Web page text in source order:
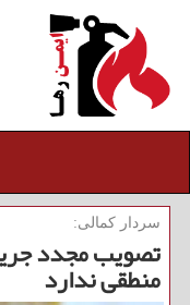
سردار كمالی:
تصویب مجدد
منطقی ندارد